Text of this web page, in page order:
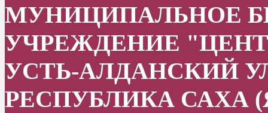
МУНИЦИПАЛЬНОЕ
УЧРЕЖДЕНИЕ
УСТЬ-АЛДАНСКИЙ
РЕСПУБЛИКА САХА